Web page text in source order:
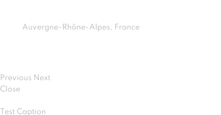
Auvergne-Rhône-Alpes, France
Previous Next
Close
Test Caption